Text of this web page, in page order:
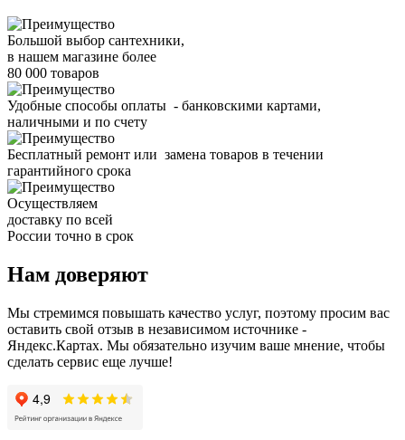
Большой выбор сантехники,
в нашем магазине более
80 000 товаров
Удобные способы оплаты - банковскими картами,
наличными и по счету
Бесплатный ремонт или замена товаров в течении
гарантийного срока
Осуществляем
доставку по всей
России точно в срок
Нам доверяют
Мы стремимся повышать качество услуг, поэтому просим вас
оставить свой отзыв в независимом источнике -
Яндекс.Картах. Мы обязательно изучим ваше мнение, чтобы
сделать сервис еще лучше!